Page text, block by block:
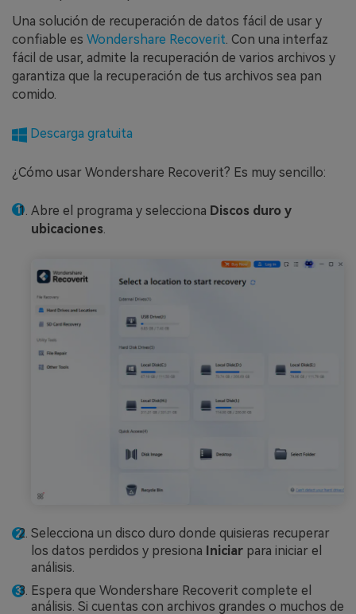
Una solución de recuperación de datos fácil de usar y
confiable es Wondershare Recoverit. Con una interfaz
fácil de usar, admite la recuperación de varios archivos y
garantiza que la recuperación de tus archivos sea pan
comido.
Descarga gratuita
¿Cómo usar Wondershare Recoverit? Es muy sencillo:
Abre el programa y selecciona Discos duro y
ubicaciones.
Selecciona un disco duro donde quisieras recuperar
los datos perdidos y presiona Iniciar para iniciar el
análisis.
Espera que Wondershare Recoverit complete el
análisis. Si cuentas con archivos grandes o muchos de